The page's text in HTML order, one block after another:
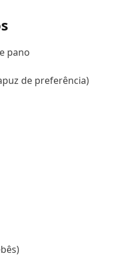
pano
de preferência)